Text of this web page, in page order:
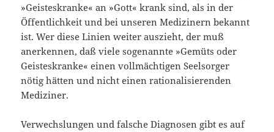
»Geisteskranke« an »Gott« krank sind, als in der
Öffentlichkeit und bei unseren Medizinern bekannt
ist. Wer diese Linien weiter auszieht, der muß
anerkennen, daß viele sogenannte »Gemüts oder
Geisteskranke« einen vollmächtigen Seelsorger
nötig hätten und nicht einen rationalisierenden
Mediziner.
Verwechslungen und falsche Diagnosen gibt es auf